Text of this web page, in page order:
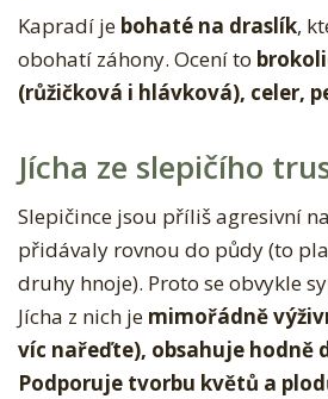
Kapradí je bohaté na draslík,
obohatí záhony. Ocení to
(růžičková i hlávková), celer,
Jícha ze slepičího
Slepičince jsou příliš agresivní
přidávaly rovnou do půdy (to
druhy hnoje). Proto se obvykle
Jícha z nich je mimořádně
víc nařeďte), obsahuje hodně
Podporuje tvorbu květů a